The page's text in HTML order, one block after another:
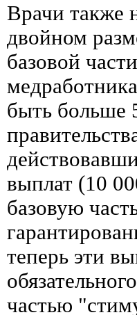
Врачи также
двойном
базовой
быть больше
выплат (10
базовую
теперь эти
частью